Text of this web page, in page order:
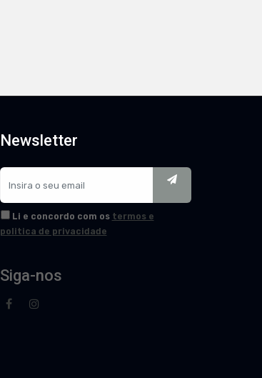
Newsletter
Li e concordo com os termos e
politica de privacidade
Siga-nos